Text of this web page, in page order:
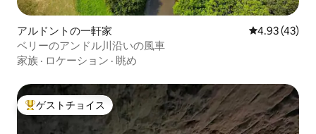
アルドントの一軒家 レビュー43
4.93 (43)
ベリーのアンドル川沿いの風車
家族 · ロケーション · 眺め
大好評のゲストチョイスです。
ゲストチョイス